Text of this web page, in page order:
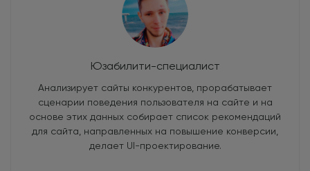
Юзабилити-специалист
Анализирует сайты конкурентов, прорабатывает
сценарии поведения пользователя на сайте и на
основе этих данных собирает список рекомендаций
для сайта, направленных на повышение конверсии,
делает UI-проектирование.